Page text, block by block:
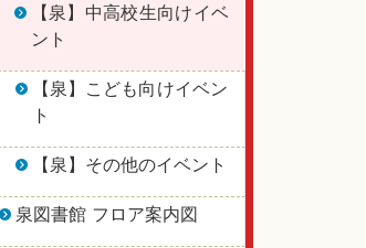
【泉】中高校生向けイベ
ント
【泉】こども向けイベン
ト
【泉】その他のイベント
泉図書館 フロア案内図